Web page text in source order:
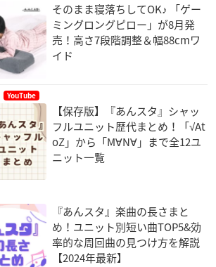
そのまま寝落ちしてOK♪ 「ゲー
ミングロングピロー」が8月発
売！高さ7段階調整＆幅88cmワ
イド
YouTube
【保存版】『あんスタ』シャッ
フルユニット歴代まとめ！「√At
oZ」から「M∀N∀」まで全12ユ
ニット一覧
『あんスタ』楽曲の長さまと
め！ユニット別短い曲TOP5&効
率的な周回曲の見つけ方を解説
【2024年最新】